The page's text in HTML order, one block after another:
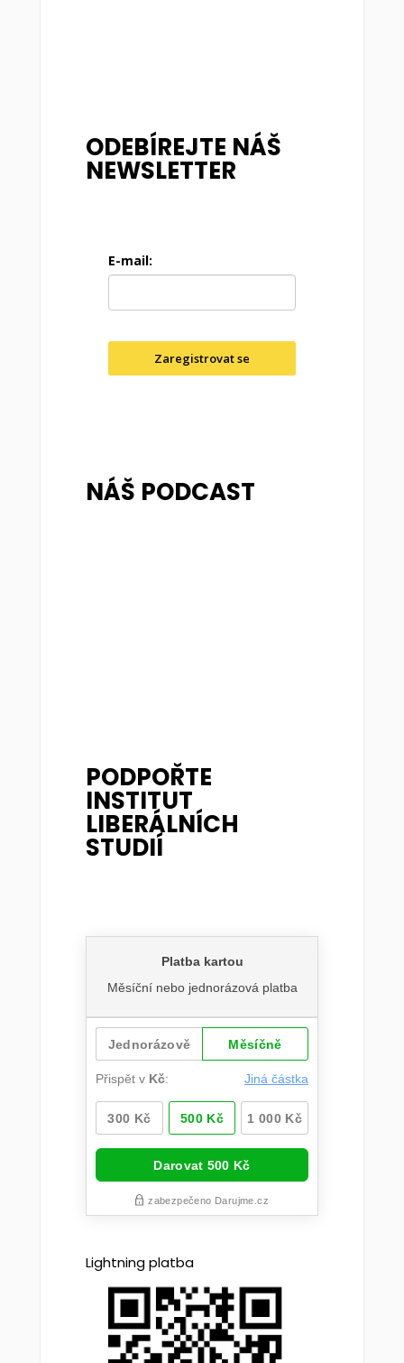
ODEBÍREJTE NÁŠ
NEWSLETTER
E-mail:
Zaregistrovat se
NÁŠ PODCAST
PODPOŘTE
INSTITUT
LIBERÁLNÍCH
STUDIÍ
Lightning platba